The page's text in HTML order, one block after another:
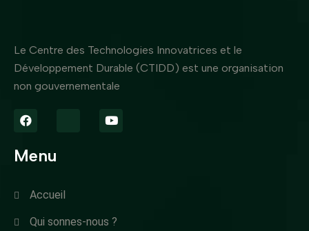
Le Centre des Technologies Innovatrices et le
Développement Durable (CTIDD) est une organisation
non gouvernementale
Menu
Accueil
Qui sonnes-nous ?